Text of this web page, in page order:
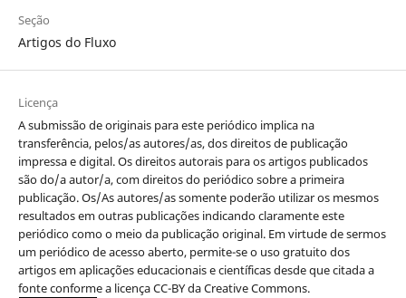
Seção
Artigos do Fluxo
Licença
A submissão de originais para este periódico implica na
transferência, pelos/as autores/as, dos direitos de publicação
impressa e digital. Os direitos autorais para os artigos publicados
são do/a autor/a, com direitos do periódico sobre a primeira
publicação. Os/As autores/as somente poderão utilizar os mesmos
resultados em outras publicações indicando claramente este
periódico como o meio da publicação original. Em virtude de sermos
um periódico de acesso aberto, permite-se o uso gratuito dos
artigos em aplicações educacionais e científicas desde que citada a
fonte conforme a licença CC-BY da Creative Commons.